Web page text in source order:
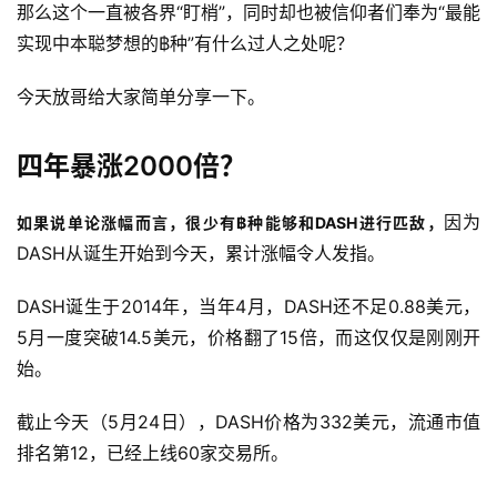
那么这个一直被各界“盯梢”，同时却也被信仰者们奉为“最能
实现中本聪梦想的฿种”有什么过人之处呢？
今天放哥给大家简单分享一下。
四年暴涨2000倍？
如果说单论涨幅而言，很少有฿种能够和DASH进行匹敌，
因为
DASH从诞生开始到今天，累计涨幅令人发指。
DASH诞生于2014年，当年4月，DASH还不足0.88美元，
5月一度突破14.5美元，价格翻了15倍，而这仅仅是刚刚开
始。
截止今天（5月24日），DASH价格为332美元，流通市值
排名第12，已经上线60家交易所。